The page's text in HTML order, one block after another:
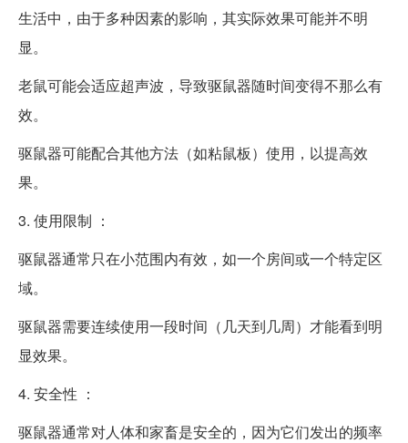
生活中，由于多种因素的影响，其实际效果可能并不明
显。
老鼠可能会适应超声波，导致驱鼠器随时间变得不那么有
效。
驱鼠器可能配合其他方法（如粘鼠板）使用，以提高效
果。
3. 使用限制 ：
驱鼠器通常只在小范围内有效，如一个房间或一个特定区
域。
驱鼠器需要连续使用一段时间（几天到几周）才能看到明
显效果。
4. 安全性 ：
驱鼠器通常对人体和家畜是安全的，因为它们发出的频率